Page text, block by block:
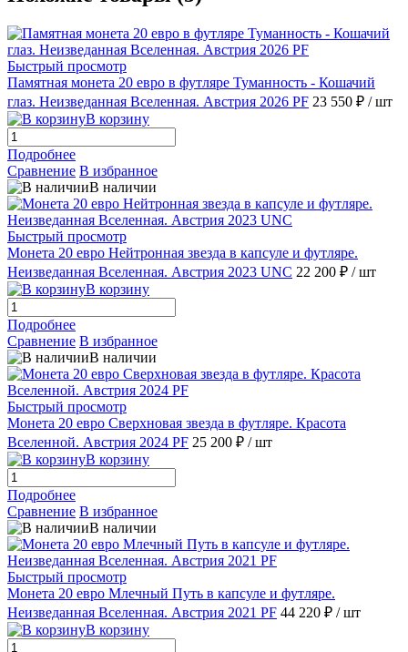
Быстрый просмотр
Памятная монета 20 евро в футляре Туманность - Кошачий
глаз. Неизведанная Вселенная. Австрия 2026 PF 23 550 ₽ / шт
В корзину
Подробнее
Сравнение В избранное
В наличии
Быстрый просмотр
Монета 20 евро Нейтронная звезда в капсуле и футляре.
Неизведанная Вселенная. Австрия 2023 UNC 22 200 ₽ / шт
В корзину
Подробнее
Сравнение В избранное
В наличии
Быстрый просмотр
Монета 20 евро Сверхновая звезда в футляре. Красота
Вселенной. Австрия 2024 PF 25 200 ₽ / шт
В корзину
Подробнее
Сравнение В избранное
В наличии
Быстрый просмотр
Монета 20 евро Млечный Путь в капсуле и футляре.
Неизведанная Вселенная. Австрия 2021 PF 44 220 ₽ / шт
В корзину